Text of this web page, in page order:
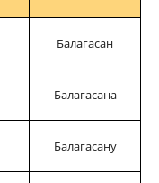
Балагасан
Балагасана
Балагасану